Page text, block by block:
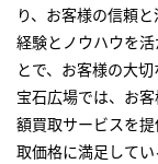
り、お客様の信頼
経験とノウハウを
とで、お客様の大
宝石広場では、お
額買取サービスを
取価格に満足して